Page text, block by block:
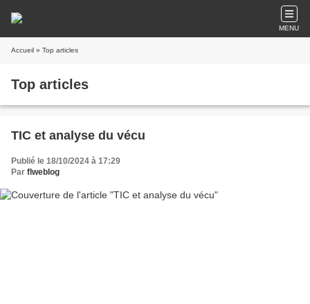
MENU
Accueil » Top articles
Top articles
TIC et analyse du vécu
Publié le 18/10/2024 à 17:29
Par flweblog